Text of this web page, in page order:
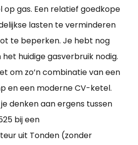
op gas. Een relatief goedkope
lasten te verminderen
te beperken. Je hebt nog
huidige gasverbruik nodig.
om zo’n combinatie van een
en een moderne CV-ketel.
denken aan ergens tussen
bij een
uit Tonden (zonder